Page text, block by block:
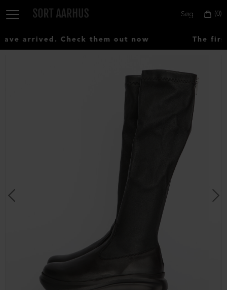
0
Søg
arrived. Check them out now The first